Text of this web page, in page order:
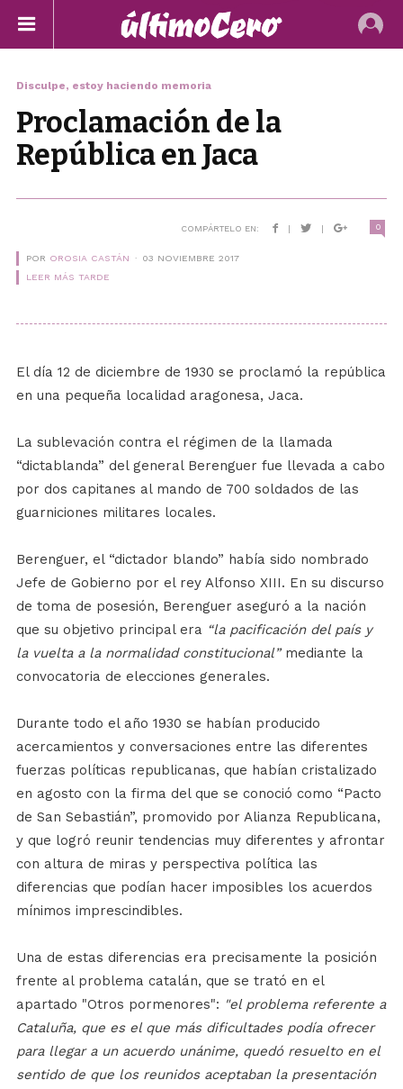
Disculpe, estoy haciendo memoria
Proclamación de la
República en Jaca
COMPÁRTELO EN: | | 0
POR OROSIA CASTÁN
03 NOVIEMBRE 2017
LEER MÁS TARDE
El día 12 de diciembre de 1930 se proclamó la república
en una pequeña localidad aragonesa, Jaca.
La sublevación contra el régimen de la llamada
“dictablanda” del general Berenguer fue llevada a cabo
por dos capitanes al mando de 700 soldados de las
guarniciones militares locales.
Berenguer, el “dictador blando” había sido nombrado
Jefe de Gobierno por el rey Alfonso XIII. En su discurso
de toma de posesión, Berenguer aseguró a la nación
que su objetivo principal era “la pacificación del país y
la vuelta a la normalidad constitucional”mediante la
convocatoria de elecciones generales.
Durante todo el año 1930 se habían producido
acercamientos y conversaciones entre las diferentes
fuerzas políticas republicanas, que habían cristalizado
en agosto con la firma del que se conoció como “Pacto
de San Sebastián”, promovido por Alianza Republicana,
y que logró reunir tendencias muy diferentes y afrontar
con altura de miras y perspectiva política las
diferencias que podían hacer imposibles los acuerdos
mínimos imprescindibles.
Una de estas diferencias era precisamente la posición
frente al problema catalán, que se trató en el
apartado "Otros pormenores": "el problema referente a
Cataluña, que es el que más dificultades podía ofrecer
para llegar a un acuerdo unánime, quedó resuelto en el
sentido de que los reunidos aceptaban la presentación